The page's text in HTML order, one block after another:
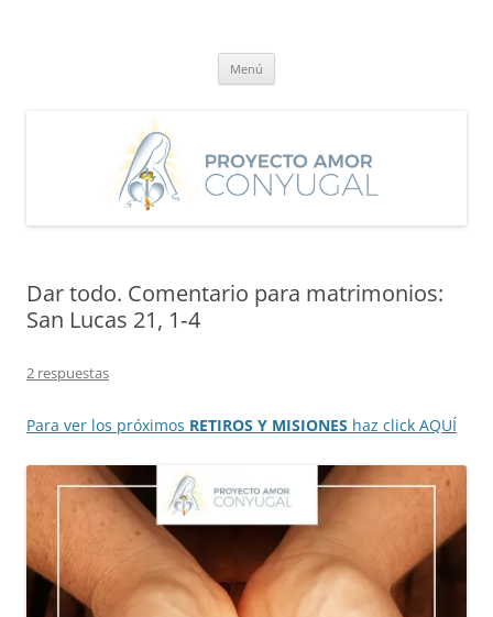
Menú
Dar todo. Comentario para matrimonios:
San Lucas 21, 1‐4
2 respuestas
Para ver los próximos RETIROS Y MISIONES haz click AQUÍ